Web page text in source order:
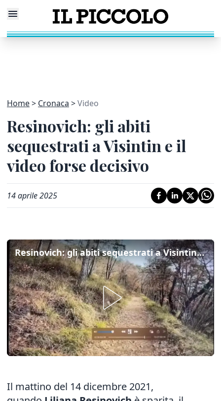
Home Cronaca Video
Resinovich: gli abiti
sequestrati a Visintin e il
video forse decisivo
14 aprile 2025
Resinovich: gli abiti sequestrati a Visintin e il video forse decisivo
Il mattino del 14 dicembre 2021,